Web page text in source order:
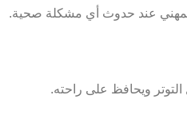
عند حدوث أي مشكلة صحية.